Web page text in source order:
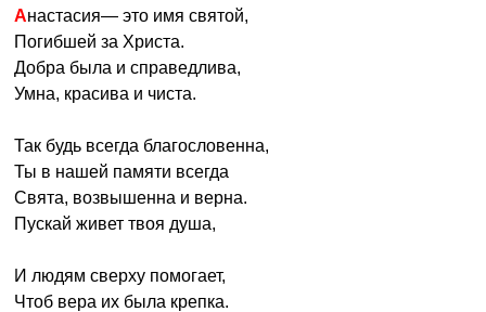
Анастасия— это имя святой,
Погибшей за Христа.
Добра была и справедлива,
Умна, красива и чиста.
Так будь всегда благословенна,
Ты в нашей памяти всегда
Свята, возвышенна и верна.
Пускай живет твоя душа,
И людям сверху помогает,
Чтоб вера их была крепка.